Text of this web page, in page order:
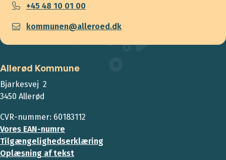
+45 48 10 01 00
kommunen@alleroed.dk
Allerød Kommune
Bjarkesvej 2
3450 Allerød
CVR-nummer: 60183112
Vores EAN-numre
Tilgængelighedserklæring
Oplæsning af tekst